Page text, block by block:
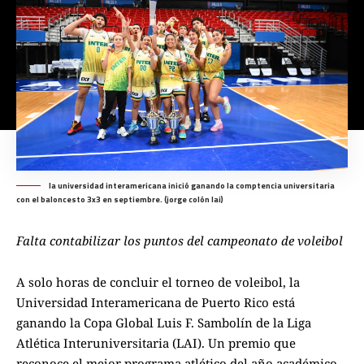
la universidad interamericana inició ganando la comptencia universitaria
con el baloncesto 3x3 en septiembre. (jorge colón lai)
Falta contabilizar los puntos del campeonato de voleibol
A solo horas de concluir el torneo de voleibol, la
Universidad Interamericana de Puerto Rico está
ganando la Copa Global Luis F. Sambolín de la Liga
Atlética Interuniversitaria (LAI). Un premio que